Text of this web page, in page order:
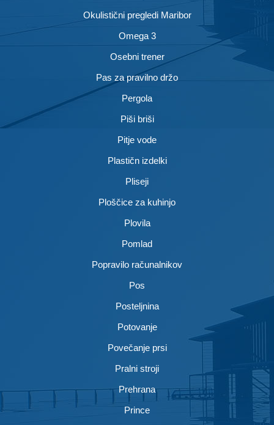
Okulistični pregledi Maribor
Omega 3
Osebni trener
Pas za pravilno držo
Pergola
Piši briši
Pitje vode
Plastičn izdelki
Pliseji
Ploščice za kuhinjo
Plovila
Pomlad
Popravilo računalnikov
Pos
Posteljnina
Potovanje
Povečanje prsi
Pralni stroji
Prehrana
Prince